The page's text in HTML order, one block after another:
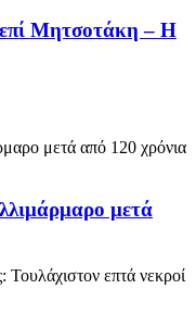
επί Μητσοτάκη – Η
μετά